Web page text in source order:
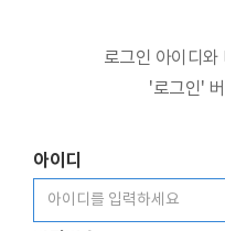
로그인 아이디
'로그인'
아이디